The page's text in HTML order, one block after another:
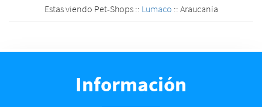
Estas viendo Pet-Shops :: Lumaco :: Araucanía
Información